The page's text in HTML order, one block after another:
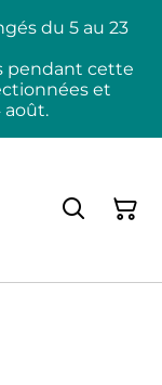
du 5 au 23
pendant cette
et
août.